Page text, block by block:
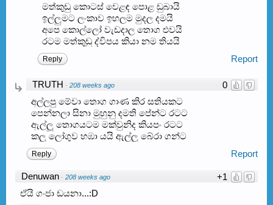
මත්කුඩු කොටස් වෙළඳ පොළ ඩුබායි
ඉල්ලුමට ලංකාව ඉහලම මුදල දමයි
අපෙ කොල්ලෝ වැඩදාල තොග එවයි
රටම මත්කුඩු ද්විපය කියා නම තියයි
Report
Reply
0
TRUTH · 208 weeks ago
අල්ලපු මේවා තොග ගාණ කිර සතියකට
පෙන්නලා සිනා මුහුනු දමති පේන්ට රටට
ඇල්ලූ තොගයටම මක්වුනිද කියපං රටට
කලු ලෝගුව හඹා යයි ඇල්ලූ බේරා ගන්ට
Report
Reply
+1
Denuwan · 208 weeks ago
ඒයි ගංජා ඩයනා...:D